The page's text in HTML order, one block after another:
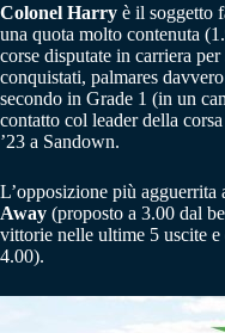
Colonel Harry è il soggetto
una quota molto contenuta
corse disputate in carriera
conquistati, palmares
secondo in Grade 1 (in un
contatto col leader della
’23 a Sandown.
L’opposizione più
Away (proposto a 3.00 dal
vittorie nelle ultime 5 uscite e
4.00).